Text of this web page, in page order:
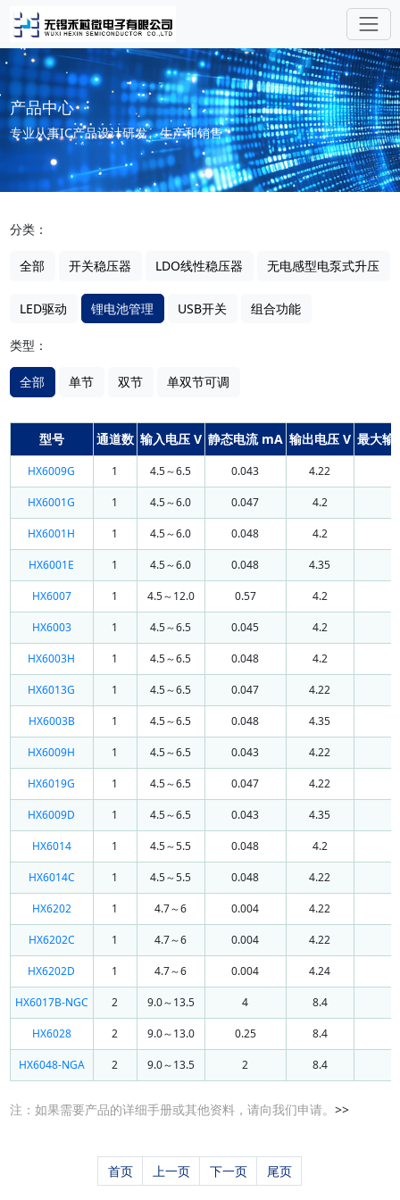
产品中心
专业从事IC产品设计研发、生产和销售
分类：
全部 开关稳压器 LDO线性稳压器 无电感型电泵式升压
LED驱动 锂电池管理 USB开关 组合功能
类型：
全部 单节 双节 单双节可调
型号 通道数 输入电压 V 静态电流 mA 输出电压 V 最大输
HX6009G 1 4.5～6.5 0.043 4.22
HX6001G 1 4.5～6.0 0.047 4.2
HX6001H 1 4.5～6.0 0.048 4.2
HX6001E 1 4.5～6.0 0.048 4.35
HX6007 1 4.5～12.0 0.57 4.2
HX6003 1 4.5～6.5 0.045 4.2
HX6003H 1 4.5～6.5 0.048 4.2
HX6013G 1 4.5～6.5 0.047 4.22
HX6003B 1 4.5～6.5 0.048 4.35
HX6009H 1 4.5～6.5 0.043 4.22
HX6019G 1 4.5～6.5 0.047 4.22
HX6009D 1 4.5～6.5 0.043 4.35
HX6014 1 4.5～5.5 0.048 4.2
HX6014C 1 4.5～5.5 0.048 4.22
HX6202 1 4.7～6 0.004 4.22
HX6202C 1 4.7～6 0.004 4.22
HX6202D 1 4.7～6 0.004 4.24
HX6017B-NGC 2 9.0～13.5 4 8.4
HX6028 2 9.0～13.0 0.25 8.4
HX6048-NGA 2 9.0～13.5 2 8.4
注：如果需要产品的详细手册或其他资料，请向我们申请。 >>
首页 上一页 下一页 尾页